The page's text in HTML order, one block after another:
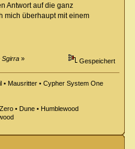
Antwort auf die ganz
mich überhaupt mit einem
Sgirra » Gespeichert
• Mausritter • Cypher System One
• Dune • Humblewood